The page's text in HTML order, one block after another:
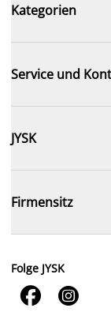
Kategorien
Service und
JYSK
Firmensitz
Folge JYSK
 